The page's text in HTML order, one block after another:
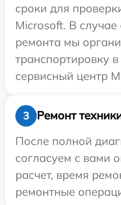
сроки для
Microsoft. В
ремонта мы
транспортировку
сервисный центр
3
Ремонт
После полной
согласуем с вами
расчет, время
ремонтные